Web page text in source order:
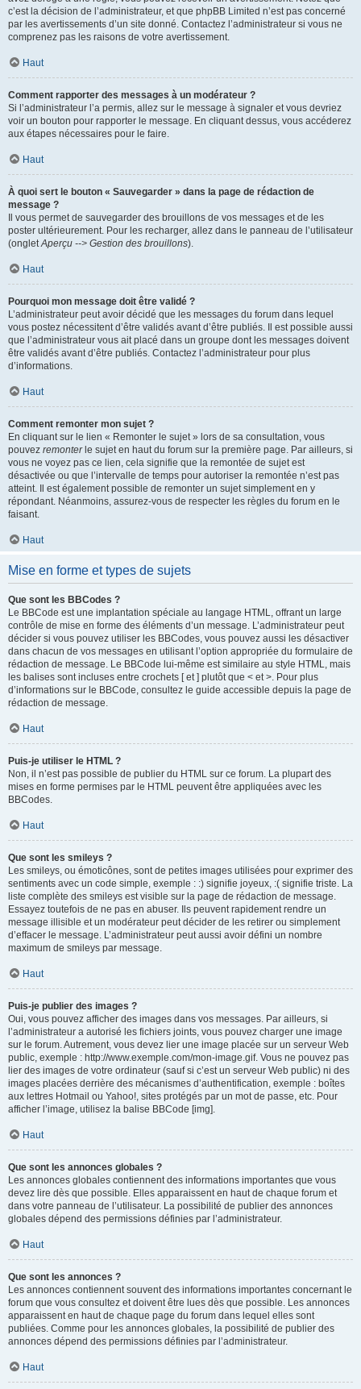
c’est la décision de l’administrateur, et que phpBB Limited n’est pas concerné
par les avertissements d’un site donné. Contactez l’administrateur si vous ne
comprenez pas les raisons de votre avertissement.
Haut
Comment rapporter des messages à un modérateur ?
Si l’administrateur l’a permis, allez sur le message à signaler et vous devriez
voir un bouton pour rapporter le message. En cliquant dessus, vous accéderez
aux étapes nécessaires pour le faire.
Haut
À quoi sert le bouton « Sauvegarder » dans la page de rédaction de
message ?
Il vous permet de sauvegarder des brouillons de vos messages et de les
poster ultérieurement. Pour les recharger, allez dans le panneau de l’utilisateur
(ongletAperçu --> Gestion des brouillons).
Haut
Pourquoi mon message doit être validé ?
L’administrateur peut avoir décidé que les messages du forum dans lequel
vous postez nécessitent d’être validés avant d’être publiés. Il est possible aussi
que l’administrateur vous ait placé dans un groupe dont les messages doivent
être validés avant d’être publiés. Contactez l’administrateur pour plus
d’informations.
Haut
Comment remonter mon sujet ?
En cliquant sur le lien « Remonter le sujet » lors de sa consultation, vous
pouvez remonterle sujet en haut du forum sur la première page. Par ailleurs, si
vous ne voyez pas ce lien, cela signifie que la remontée de sujet est
désactivée ou que l’intervalle de temps pour autoriser la remontée n’est pas
atteint. Il est également possible de remonter un sujet simplement en y
répondant. Néanmoins, assurez-vous de respecter les règles du forum en le
faisant.
Haut
Mise en forme et types de sujets
Que sont les BBCodes ?
Le BBCode est une implantation spéciale au langage HTML, offrant un large
contrôle de mise en forme des éléments d’un message. L’administrateur peut
décider si vous pouvez utiliser les BBCodes, vous pouvez aussi les désactiver
dans chacun de vos messages en utilisant l’option appropriée du formulaire de
rédaction de message. Le BBCode lui-même est similaire au style HTML, mais
les balises sont incluses entre crochets [ et ] plutôt que < et >. Pour plus
d’informations sur le BBCode, consultez le guide accessible depuis la page de
rédaction de message.
Haut
Puis-je utiliser le HTML ?
Non, il n’est pas possible de publier du HTML sur ce forum. La plupart des
mises en forme permises par le HTML peuvent être appliquées avec les
BBCodes.
Haut
Que sont les smileys ?
Les smileys, ou émoticônes, sont de petites images utilisées pour exprimer des
sentiments avec un code simple, exemple : :) signifie joyeux, :( signifie triste. La
liste complète des smileys est visible sur la page de rédaction de message.
Essayez toutefois de ne pas en abuser. Ils peuvent rapidement rendre un
message illisible et un modérateur peut décider de les retirer ou simplement
d’effacer le message. L’administrateur peut aussi avoir défini un nombre
maximum de smileys par message.
Haut
Puis-je publier des images ?
Oui, vous pouvez afficher des images dans vos messages. Par ailleurs, si
l’administrateur a autorisé les fichiers joints, vous pouvez charger une image
sur le forum. Autrement, vous devez lier une image placée sur un serveur Web
public, exemple : http://www.exemple.com/mon-image.gif. Vous ne pouvez pas
lier des images de votre ordinateur (sauf si c’est un serveur Web public) ni des
images placées derrière des mécanismes d’authentification, exemple : boîtes
aux lettres Hotmail ou Yahoo!, sites protégés par un mot de passe, etc. Pour
afficher l’image, utilisez la balise BBCode [img].
Haut
Que sont les annonces globales ?
Les annonces globales contiennent des informations importantes que vous
devez lire dès que possible. Elles apparaissent en haut de chaque forum et
dans votre panneau de l’utilisateur. La possibilité de publier des annonces
globales dépend des permissions définies par l’administrateur.
Haut
Que sont les annonces ?
Les annonces contiennent souvent des informations importantes concernant le
forum que vous consultez et doivent être lues dès que possible. Les annonces
apparaissent en haut de chaque page du forum dans lequel elles sont
publiées. Comme pour les annonces globales, la possibilité de publier des
annonces dépend des permissions définies par l’administrateur.
Haut